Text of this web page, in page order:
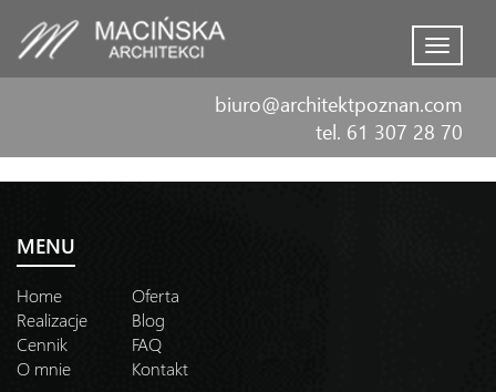
Menu
biuro@architektpoznan.com
tel. 61 307 28 70
MENU
Home
Oferta
Realizacje
Blog
Cennik
FAQ
O mnie
Kontakt